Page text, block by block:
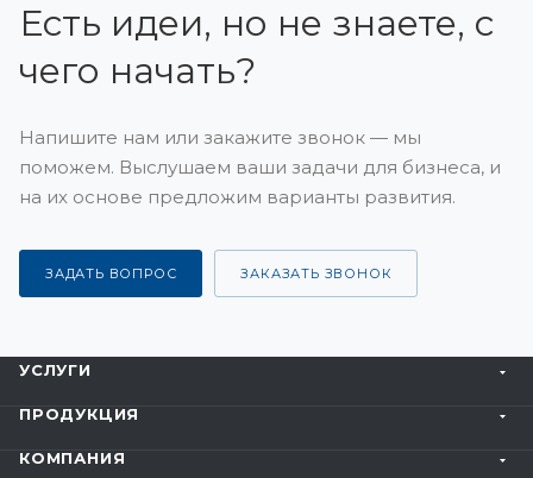
Есть идеи, но не знаете, с
чего начать?
Напишите нам или закажите звонок — мы
поможем. Выслушаем ваши задачи для бизнеса, и
на их основе предложим варианты развития.
ЗАДАТЬ ВОПРОС ЗАКАЗАТЬ ЗВОНОК
УСЛУГИ
ПРОДУКЦИЯ
КОМПАНИЯ